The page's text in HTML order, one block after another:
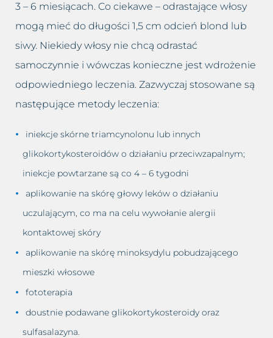
3 – 6 miesiącach. Co ciekawe – odrastające włosy
mogą mieć do długości 1,5 cm odcień blond lub
siwy. Niekiedy włosy nie chcą odrastać
samoczynnie i wówczas konieczne jest wdrożenie
odpowiedniego leczenia. Zazwyczaj stosowane są
następujące metody leczenia:
iniekcje skórne triamcynolonu lub innych
glikokortykosteroidów o działaniu przeciwzapalnym;
iniekcje powtarzane są co 4 – 6 tygodni
aplikowanie na skórę głowy leków o działaniu
uczulającym, co ma na celu wywołanie alergii
kontaktowej skóry
aplikowanie na skórę minoksydylu pobudzającego
mieszki włosowe
fototerapia
doustnie podawane glikokortykosteroidy oraz
sulfasalazyna.